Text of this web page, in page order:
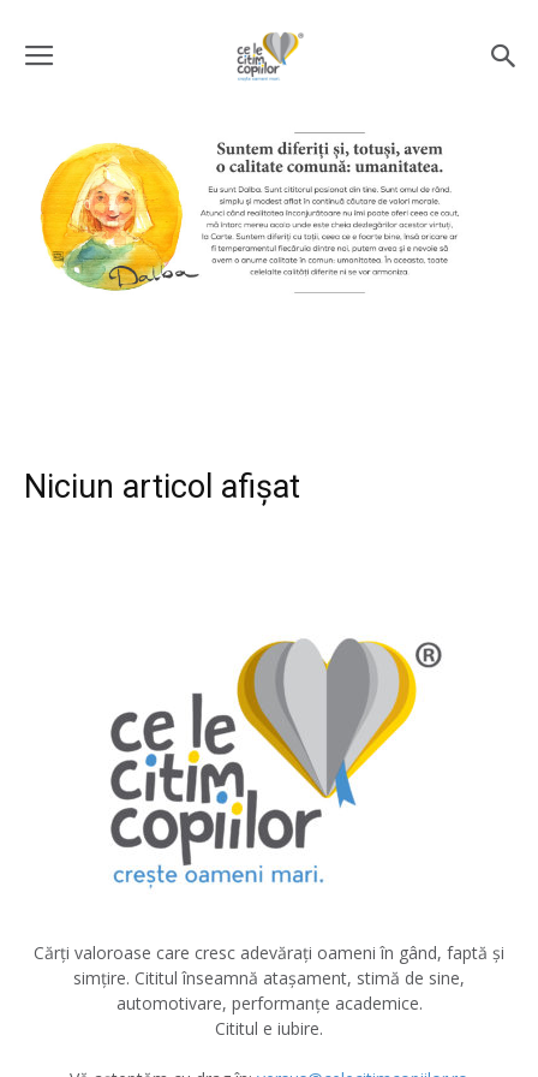
Niciun articol afișat
Cărți valoroase care cresc adevărați oameni în gând, faptă și
simțire. Cititul înseamnă atașament, stimă de sine,
automotivare, performanțe academice.
Cititul e iubire.